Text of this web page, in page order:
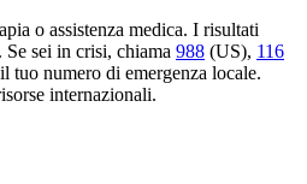
o assistenza medica. I risultati
Se sei in crisi, chiama 988 (US), 116
tuo numero di emergenza locale.
internazionali.